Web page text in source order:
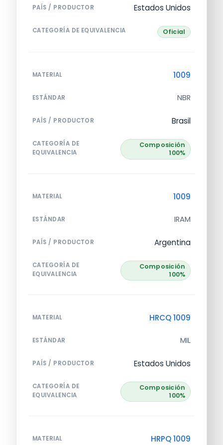
PAÍS / PRODUCTOR Estados Unidos
CATEGORÍA DE EQUIVALENCIA Oficial
MATERIAL 1009
ESTÁNDAR NBR
PAÍS / PRODUCTOR Brasil
CATEGORÍA DE
EQUIVALENCIA
Composición
100%
MATERIAL 1009
ESTÁNDAR IRAM
PAÍS / PRODUCTOR Argentina
CATEGORÍA DE
EQUIVALENCIA
Composición
100%
MATERIAL HRCQ 1009
ESTÁNDAR MIL
PAÍS / PRODUCTOR Estados Unidos
CATEGORÍA DE
EQUIVALENCIA
Composición
100%
MATERIAL HRPQ 1009